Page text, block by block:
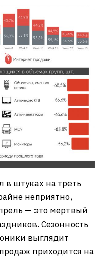
в штуках на треть
неприятно,
— это мертвый
Сезонность
выглядит
приходится на